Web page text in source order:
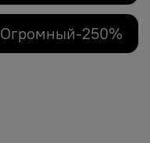
Огромный-250%